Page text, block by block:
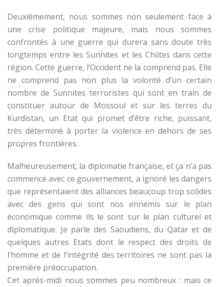
Deuxièmement, nous sommes non seulement face à
une crise politique majeure, mais nous sommes
confrontés à une guerre qui durera sans doute très
longtemps entre les Sunnites et les Chiites dans cette
région. Cette guerre, l’Occident ne la comprend pas. Elle
ne comprend pas non plus la volonté d’un certain
nombre de Sunnites terroristes qui sont en train de
constituer autour de Mossoul et sur les terres du
Kurdistan, un Etat qui promet d’être riche, puissant,
très déterminé à porter la violence en dehors de ses
propres frontières.
Malheureusement, la diplomatie française, et ça n’a pas
commencé avec ce gouvernement, a ignoré les dangers
que représentaient des alliances beaucoup trop solides
avec des gens qui sont nos ennemis sur le plan
économique comme ils le sont sur le plan culturel et
diplomatique. Je parle des Saoudiens, du Qatar et de
quelques autres Etats dont le respect des droits de
l’homme et de l’intégrité des territoires ne sont pas la
première préoccupation.
Cet après-midi nous sommes peu nombreux : mais ce